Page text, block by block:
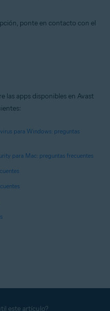
ponte en contacto con el
las apps disponibles en Avast
para Windows: preguntas
para Mac: preguntas frecuentes
este artículo?